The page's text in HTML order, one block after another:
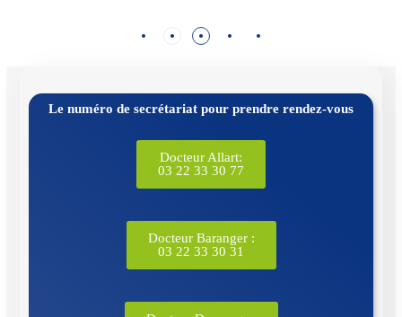
Le numéro de secrétariat pour prendre rendez-vous
Docteur Allart:
03 22 33 30 77
Docteur Baranger :
03 22 33 30 31